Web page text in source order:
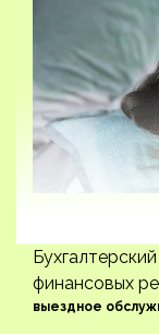
финансовых
выездное